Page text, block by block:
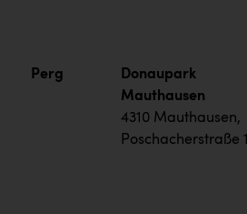
Perg
Donaupark
Mauthausen
4310 Mauthausen,
Poschacherstraße 1